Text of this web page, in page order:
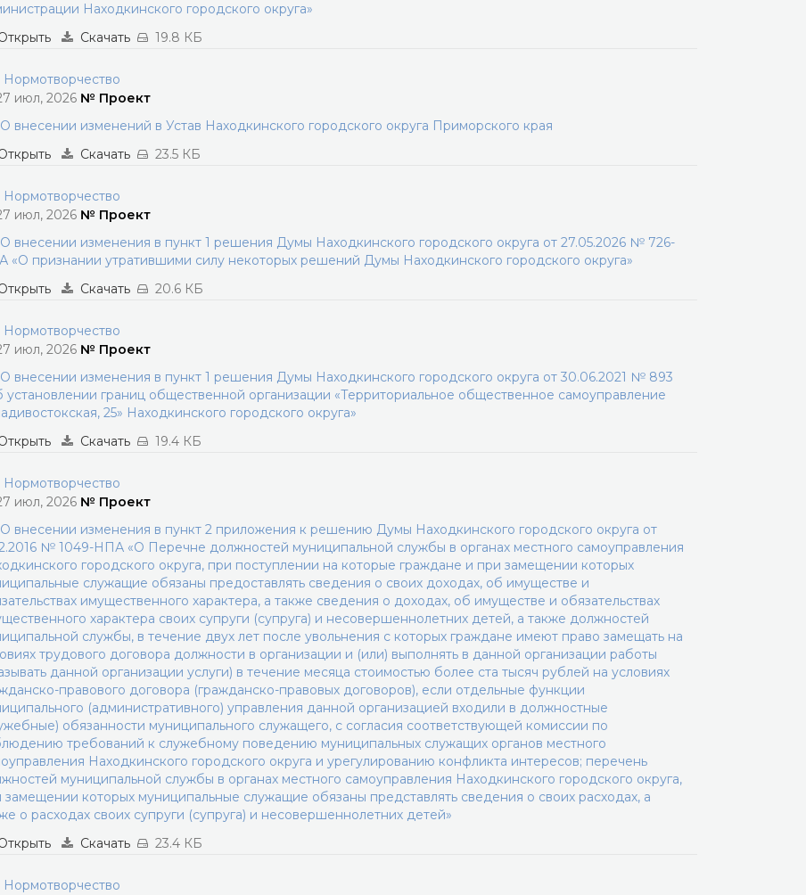
Находкинского городского округа»
Скачать 19.8 КБ
Нормотворчество
июл, 2026 № Проект
О внесении изменений в Устав Находкинского городского округа Приморского края
Скачать 23.5 КБ
Нормотворчество
июл, 2026 № Проект
О внесении изменения в пункт 1 решения Думы Находкинского городского округа от 27.05.2026 № 726-
«О признании утратившими силу некоторых решений Думы Находкинского городского округа»
Скачать 20.6 КБ
Нормотворчество
июл, 2026 № Проект
О внесении изменения в пункт 1 решения Думы Находкинского городского округа от 30.06.2021 № 893
установлении границ общественной организации «Территориальное общественное самоуправление
25» Находкинского городского округа»
Скачать 19.4 КБ
Нормотворчество
июл, 2026 № Проект
О внесении изменения в пункт 2 приложения к решению Думы Находкинского городского округа от
№ 1049-НПА «О Перечне должностей муниципальной службы в органах местного самоуправления
городского округа, при поступлении на которые граждане и при замещении которых
служащие обязаны предоставлять сведения о своих доходах, об имуществе и
имущественного характера, а также сведения о доходах, об имуществе и обязательствах
характера своих супруги (супруга) и несовершеннолетних детей, а также должностей
службы, в течение двух лет после увольнения с которых граждане имеют право замещать на
трудового договора должности в организации и (или) выполнять в данной организации работы
данной организации услуги) в течение месяца стоимостью более ста тысяч рублей на условиях
правового договора (гражданско-правовых договоров), если отдельные функции
(административного) управления данной организацией входили в должностные
обязанности муниципального служащего, с согласия соответствующей комиссии по
требований к служебному поведению муниципальных служащих органов местного
Находкинского городского округа и урегулированию конфликта интересов; перечень
муниципальной службы в органах местного самоуправления Находкинского городского округа,
замещении которых муниципальные служащие обязаны представлять сведения о своих расходах, а
о расходах своих супруги (супруга) и несовершеннолетних детей»
Скачать 23.4 КБ
Нормотворчество